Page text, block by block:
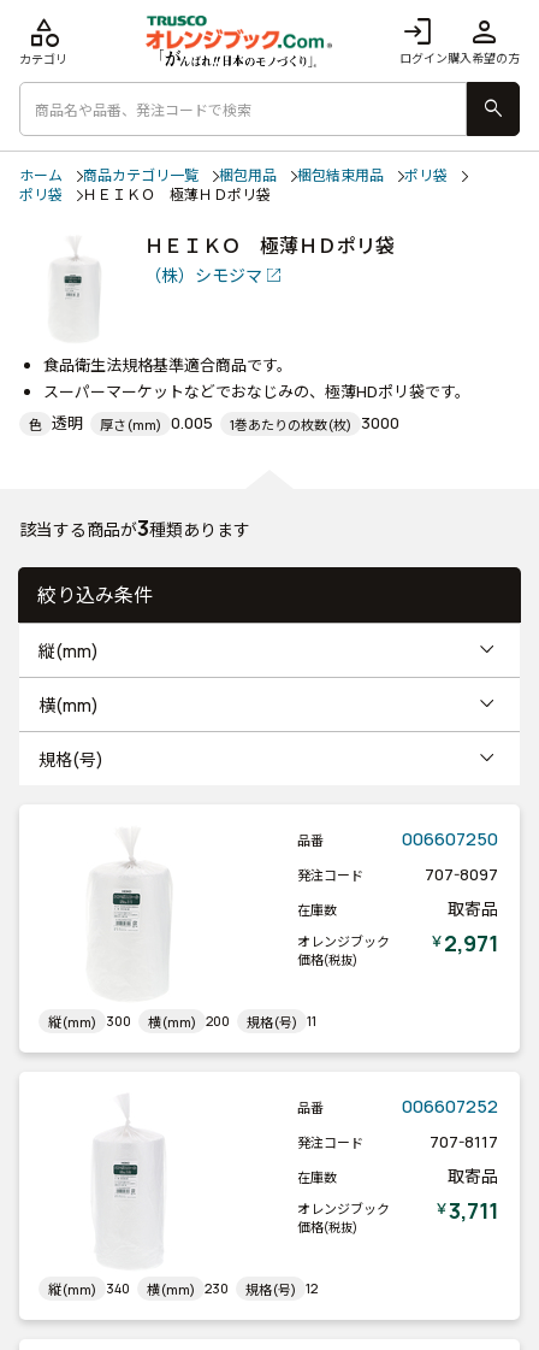
login
ログイン
person
購入希望の方
category
カテゴリ
search
ホーム 商品カテゴリ一覧 梱包用品 梱包結束用品
ポリ袋
ポリ袋
ＨＥＩＫＯ 極薄ＨＤポリ袋
ＨＥＩＫＯ 極薄ＨＤポリ袋
（株）シモジマ
食品衛生法規格基準適合商品です。
スーパーマーケットなどでおなじみの、極薄HDポリ袋です。
色 透明 厚さ(mm) 0.005 1巻あたりの枚数(枚) 3000
該当する商品が3種類あります
絞り込み条件
縦(mm)
横(mm)
規格(号)
品番 006607250
発注コード 707-8097
在庫数 取寄品
オレンジブック
価格(税抜)
￥2,971
縦(mm) 300 横(mm) 200 規格(号) 11
品番 006607252
発注コード 707-8117
在庫数 取寄品
オレンジブック
価格(税抜)
￥3,711
縦(mm) 340 横(mm) 230 規格(号) 12